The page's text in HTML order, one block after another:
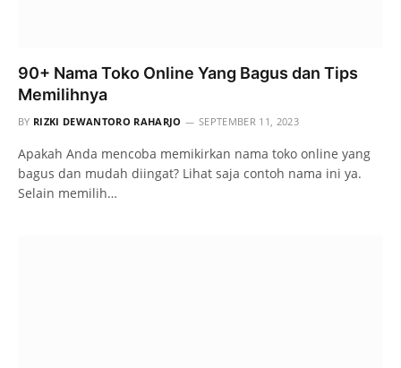
90+ Nama Toko Online Yang Bagus dan Tips
Memilihnya
BY RIZKI DEWANTORO RAHARJO SEPTEMBER 11, 2023
Apakah Anda mencoba memikirkan nama toko online yang
bagus dan mudah diingat? Lihat saja contoh nama ini ya.
Selain memilih…